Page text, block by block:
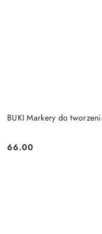
BUKI Markery do
Cena:
66.00